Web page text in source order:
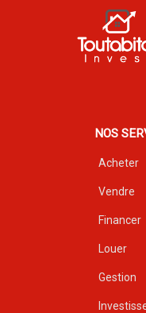
NOS
Acheter
Vendre
Financer
Louer
Gestion